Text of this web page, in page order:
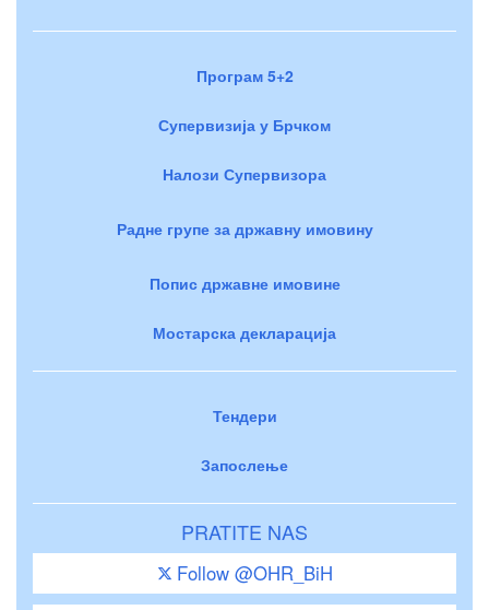
Програм 5+2
Супервизија у Брчком
Налози Супервизора
Радне групе за државну имовину
Попис државне имовине
Мостарска декларација
Тендери
Запослење
PRATITE NAS
Follow @OHR_BiH